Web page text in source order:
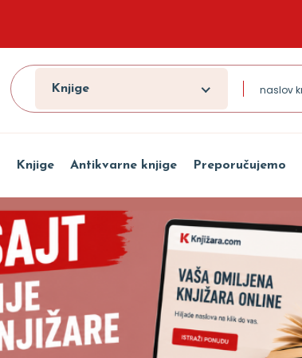
Knjige
Knjige Antikvarne knjige Preporučujemo